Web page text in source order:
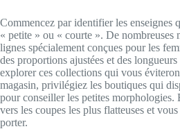
Commencez par identifier les enseignes
« petite » ou « courte ». De nombreuses
lignes spécialement conçues pour les
des proportions ajustées et des longueurs
explorer ces collections qui vous
magasin, privilégiez les boutiques qui
pour conseiller les petites
vers les coupes les plus flatteuses et
porter.